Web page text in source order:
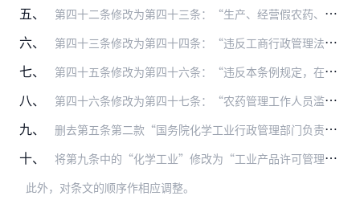
五、 第四十二条修改为第四十三条：“生产、经营假农药、劣质农药的，依照刑法关于生产、销售伪劣产品罪或者生产、销售伪劣农药罪的规定，依法追究刑事责任；尚不够刑事处罚的，…
六、 第四十三条修改为第四十四条：“违反工商行政管理法律、法规，生产、经营农药的，或者违反农药广告管理规定的，依照刑法关于非法经营罪或者虚假广告罪的规定，依法追究刑事…
七、 第四十五条修改为第四十六条：“违反本条例规定，在生产、储存、运输、使用农药过程中发生重大事故的，对直接负责的主管人员和其他直接责任人员，依照刑法关于危险物品肇事…
八、 第四十六条修改为第四十七条：“农药管理工作人员滥用职权、玩忽职守、徇私舞弊、索贿受贿的，依照刑法关于滥用职权罪、玩忽职守罪或者受贿罪的规定，依法追究刑事责任；尚…
九、 删去第五条第二款“国务院化学工业行政管理部门负责全国农药生产的统筹规划、协调指导、监督管理工作。省、自治区、直辖市人民政府化学工业行政管理部门负责本行政区域内农…
十、
将第九条中的“化学工业”修改为“工业产品许可管理”，将第十二条第一款、第十三条第二款和第三款以及第四十条中的“化学工业行政管理部门”修改为“工业产品许可管理部门…
此外，对条文的顺序作相应调整。